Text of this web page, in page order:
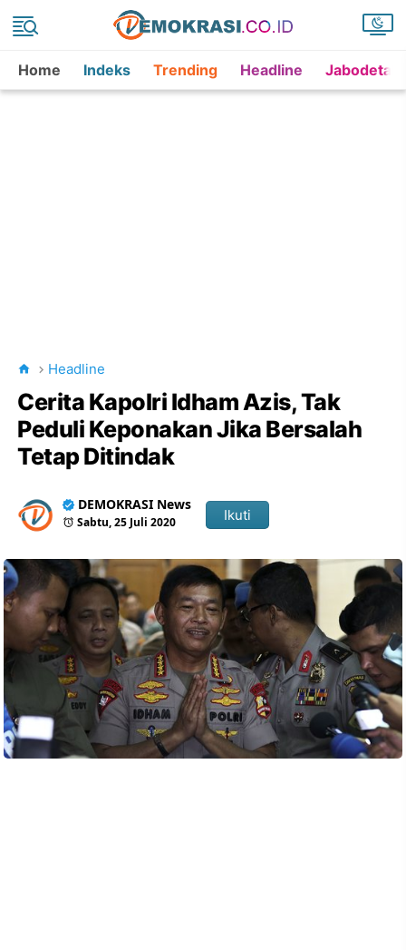
Home Indeks Trending Headline
Headline
Cerita Kapolri Idham Azis, Tak
Peduli Keponakan Jika Bersalah
Tetap Ditindak
DEMOKRASI News
Sabtu, 25 Juli 2020 Ikuti